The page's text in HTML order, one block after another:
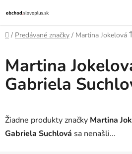
na
obsah
Domov
/ Predávané značky / Martina Jokelová
Martina
Gabriela
Žiadne produkty značky Martina
Gabriela Suchlová sa nenašli...